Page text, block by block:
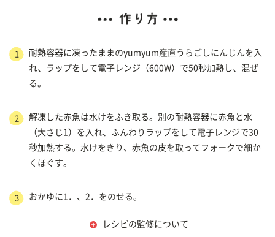
1
耐熱容器に凍ったままのyumyum産直うらごしにんじんを入
れ、ラップをして電子レンジ（600W）で50秒加熱し、混ぜ
る。
2
解凍した赤魚は水けをふき取る。別の耐熱容器に赤魚と水
（大さじ1）を入れ、ふんわりラップをして電子レンジで30
秒加熱する。水けをきり、赤魚の皮を取ってフォークで細か
くほぐす。
3 おかゆに1．、2．をのせる。
レシピの監修について